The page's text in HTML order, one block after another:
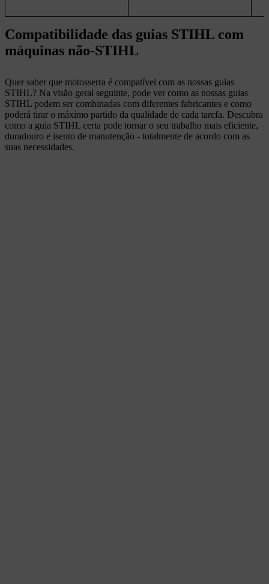
Compatibilidade das guias STIHL com
máquinas não-STIHL
Quer saber que motosserra é compatível com as nossas guias
STIHL? Na visão geral seguinte, pode ver como as nossas guias
STIHL podem ser combinadas com diferentes fabricantes e como
poderá tirar o máximo partido da qualidade de cada tarefa. Descubra
como a guia STIHL certa pode tornar o seu trabalho mais eficiente,
duradouro e isento de manutenção - totalmente de acordo com as
suas necessidades.